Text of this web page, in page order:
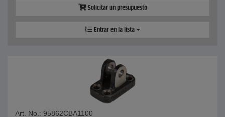
Solicitar un presupuesto
Entrar en la lista
Art. No.: 95862CBA1100